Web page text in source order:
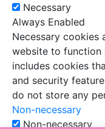
Necessary
Always Enabled
Necessary cookies
website to function
includes cookies
and security
do not store any
Non-necessary
Non-necessary